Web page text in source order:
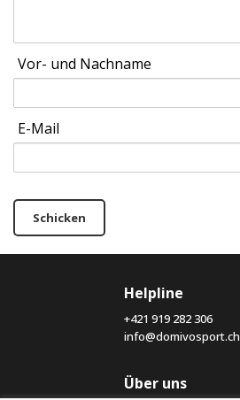
Vor- und Nachname
E-Mail
Schicken
Helpline
+421 919 282 306
info@domivosport.ch
Über uns